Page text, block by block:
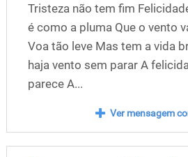
Tristeza não tem fim
é como a pluma Que o vento
Voa tão leve Mas tem a vida
haja vento sem parar A
parece A...
Ver mensagem